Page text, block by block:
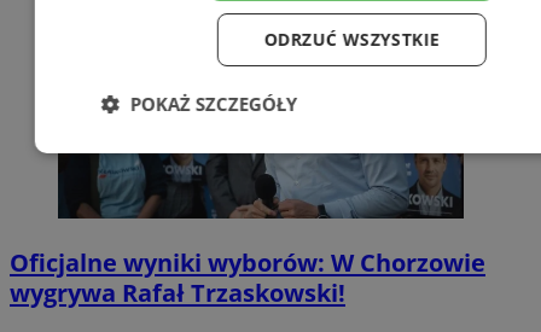
Oficjalne wyniki wyborów: W Chorzowie
wygrywa Rafał Trzaskowski!
ODRZUĆ WSZYSTKIE
POKAŻ SZCZEGÓŁY
Niezbędne Wydajność
Funkcjonalność